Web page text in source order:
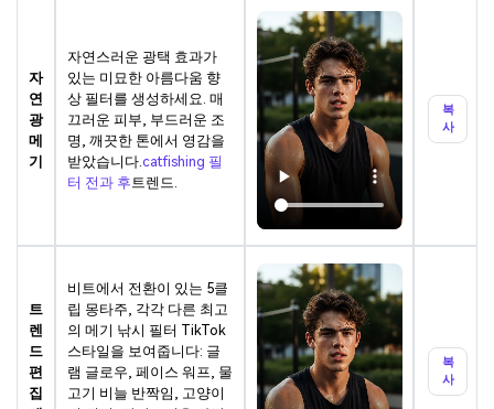
자
연
광
메
기
자연스러운 광택 효과가
있는 미묘한 아름다움 향
상 필터를 생성하세요. 매
끄러운 피부, 부드러운 조
명, 깨끗한 톤에서 영감을
받았습니다. catfishing 필
터 전과 후 트렌드.
복
사
트
렌
드
편
집
비트에서 전환이 있는 5클
립 몽타주, 각각 다른 최고
의 메기 낚시 필터 TikTok
스타일을 보여줍니다: 글
램 글로우, 페이스 워프, 물
고기 비늘 반짝임, 고양이
복
사